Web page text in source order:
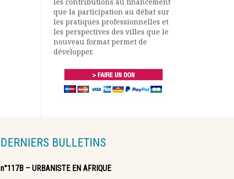
que la participation au débat sur
les pratiques professionnelles et
les perspectives des villes que le
nouveau format permet de
développer.
DERNIERS BULLETINS
n°117B – URBANISTE EN AFRIQUE